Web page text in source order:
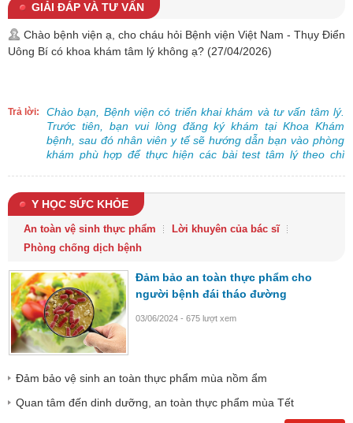
GIẢI ĐÁP VÀ TƯ VẤN
Chào bệnh viện ạ, cho cháu hỏi Bệnh viện Việt Nam - Thụy Điển
Uông Bí có khoa khám tâm lý không ạ? (27/04/2026)
Trả lời:
Chào bạn, Bệnh viện có triển khai khám và tư vấn tâm lý.
Trước tiên, bạn vui lòng đăng ký khám tại Khoa Khám
bệnh, sau đó nhân viên y tế sẽ hướng dẫn bạn vào phòng
khám phù hợp để thực hiện các bài test tâm lý theo chỉ
Y HỌC SỨC KHỎE
An toàn vệ sinh thực phẩm
Lời khuyên của bác sĩ
Phòng chống dịch bệnh
Đảm bảo an toàn thực phẩm cho
người bệnh đái tháo đường
03/06/2024 - 675 lượt xem
Đảm bảo vệ sinh an toàn thực phẩm mùa nồm ẩm
Quan tâm đến dinh dưỡng, an toàn thực phẩm mùa Tết